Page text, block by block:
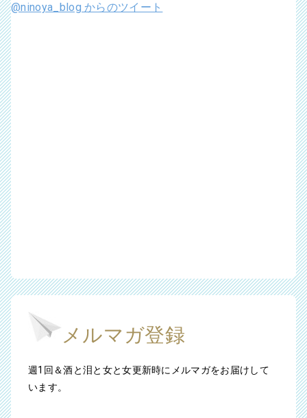
@ninoya_blog からのツイート
メルマガ登録
週1回＆酒と泪と女と女更新時にメルマガをお届けして
います。